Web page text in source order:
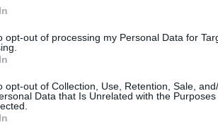
opt-out of processing my Personal Data for
opt-out of Collection, Use, Retention, Sale,
Data that Is Unrelated with the
de 14 ani
poveste de dragoste cu
la Eurovisionul de anul acesta.
şi tot de atunci formează un cuplu.
Cezar a cucerit-o pe aceasta cu